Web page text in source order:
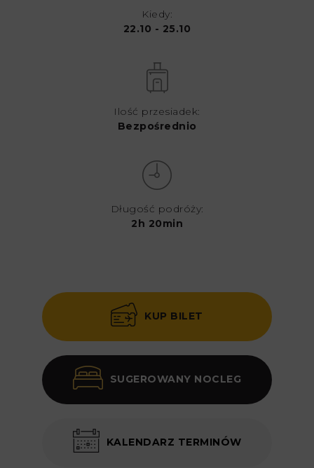
Kiedy:
22.10 - 25.10
Ilość przesiadek:
Bezpośrednio
Długość podróży:
2h 20min
KUP BILET
SUGEROWANY NOCLEG
KALENDARZ TERMINÓW